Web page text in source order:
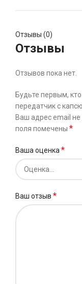
Отзывы (0)
Отзывы
Отзывов пока нет.
Будьте первым,
передатчик с
Ваш адрес email не
поля помечены *
Ваша оценка *
Ваш отзыв *